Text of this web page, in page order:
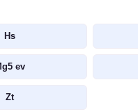
Hs
ev
Zt